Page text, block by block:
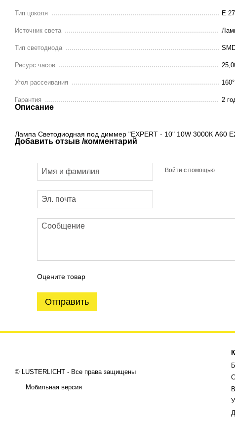
Тип цоколя Е 27
Источник света
Тип светодиода
Ресурс часов
Угол рассеивания 160°
Гарантия 2
Описание
Лампа Светодиодная под диммер "EXPERT - 10" 10W 3000К A60
Добавить отзыв /комментарий
Войти с помощью
Оцените товар
Отправить
© LUSTERLICHT - Все права защищены
Мобильная версия